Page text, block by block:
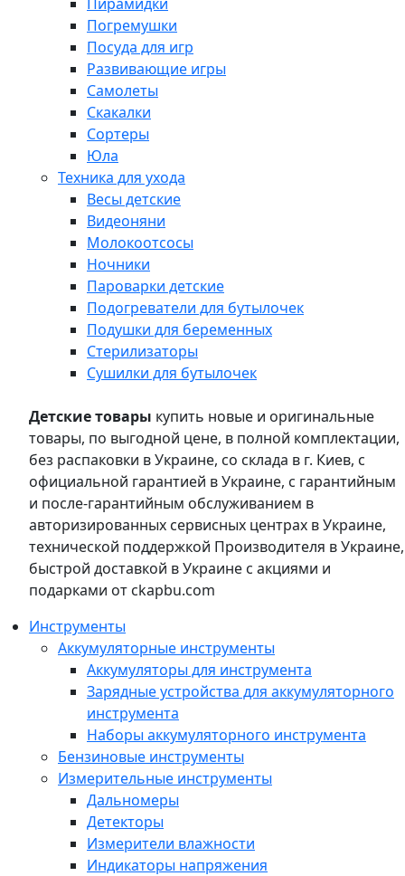
Погремушки
Посуда для игр
Развивающие игры
Самолеты
Скакалки
Сортеры
Юла
Техника для ухода
Весы детские
Видеоняни
Молокоотсосы
Ночники
Пароварки детские
Подогреватели для бутылочек
Подушки для беременных
Стерилизаторы
Сушилки для бутылочек
Детские товары купить новые и оригинальные
товары, по выгодной цене, в полной комплектации,
без распаковки в Украине, со склада в г. Киев, с
официальной гарантией в Украине, с гарантийным
и после-гарантийным обслуживанием в
авторизированных сервисных центрах в Украине,
технической поддержкой Производителя в Украине,
быстрой доставкой в Украине с акциями и
подарками от ckapbu.com
Инструменты
Аккумуляторные инструменты
Аккумуляторы для инструмента
Зарядные устройства для аккумуляторного
инструмента
Наборы аккумуляторного инструмента
Бензиновые инструменты
Измерительные инструменты
Дальномеры
Детекторы
Измерители влажности
Индикаторы напряжения